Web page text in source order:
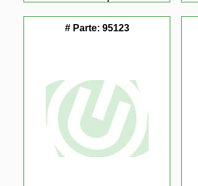
# Parte: 95123